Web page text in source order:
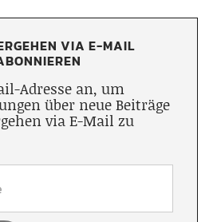
VIA E-MAIL
Adresse an, um
über neue Beiträge
via E-Mail zu